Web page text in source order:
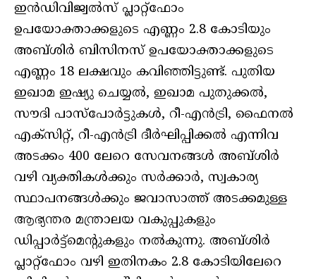
ഇന്‍ഡിവിജ്വല്‍സ് പ്ലാറ്റ്‌ഫോം
ഉപയോക്താക്കളുടെ എണ്ണം 2.8 കോടിയും
അബ്ശിര്‍ ബിസിനസ് ഉപയോക്താക്കളുടെ
എണ്ണം 18 ലക്ഷവും കവിഞ്ഞിട്ടുണ്ട്. പുതിയ
ഇഖാമ ഇഷ്യു ചെയ്യല്‍, ഇഖാമ പുതുക്കല്‍,
സൗദി പാസ്‌പോര്‍ട്ടുകള്‍, റീ-എന്‍ട്രി, ഫൈനല്‍
എക്‌സിറ്റ്, റീ-എന്‍ട്രി ദീര്‍ഘിപ്പിക്കല്‍ എന്നിവ
അടക്കം 400 ലേറെ സേവനങ്ങള്‍ അബ്ശിര്‍
വഴി വ്യക്തികള്‍ക്കും സര്‍ക്കാര്‍, സ്വകാര്യ
സ്ഥാപനങ്ങള്‍ക്കും ജവാസാത്ത് അടക്കമുള്ള
ആഭ്യന്തര മന്ത്രാലയ വകുപ്പുകളും
ഡിപ്പാര്‍ട്ട്‌മെന്റുകളും നല്‍കുന്നു. അബ്ശിര്‍
പ്ലാറ്റ്‌ഫോം വഴി ഇതിനകം 2.8 കോടിയിലേറെ